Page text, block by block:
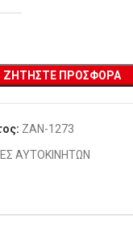
ΖΗΤΉΣΤΕ ΠΡΟΣΦΟΡΆ
ZAN-1273
ΑΥΤΟΚΙΝΗΤΩΝ